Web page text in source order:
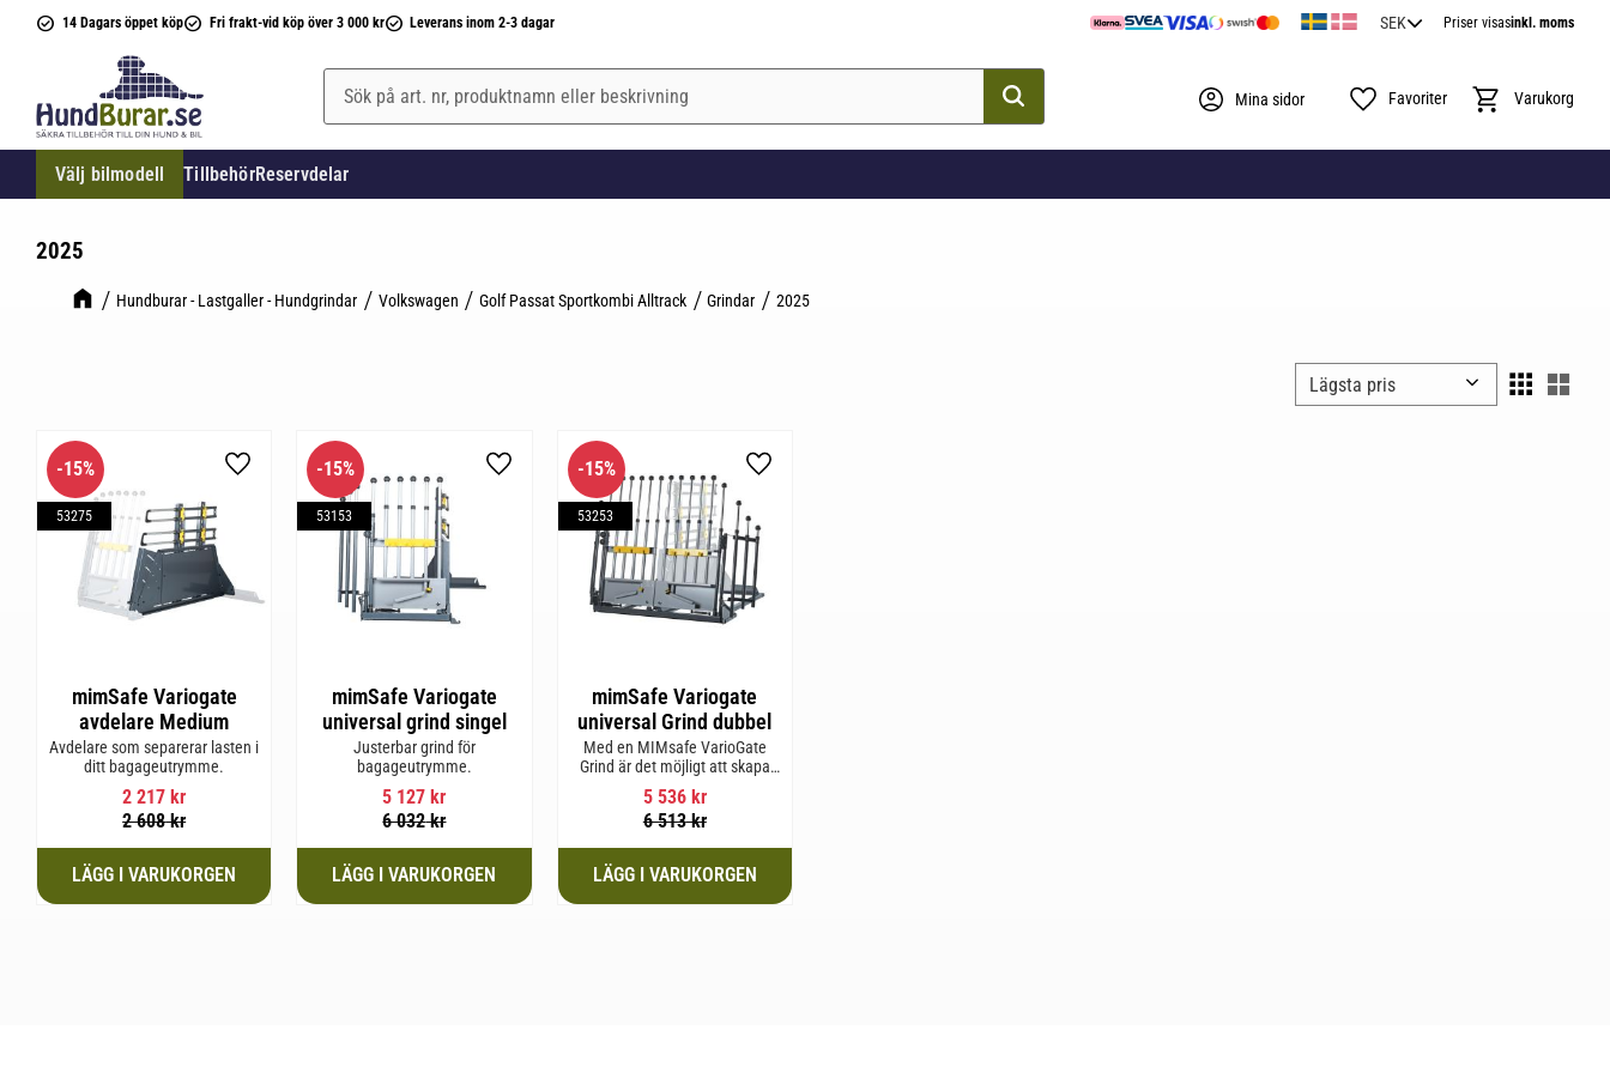
14 Dagars öppet köp Fri frakt-vid köp över 3 000 kr Leverans inom 2-3 dagar Priser visasinkl. moms
Välj bilmodell TillbehörReservdelar
Mina sidor Favoriter Kundvagn
2025
Hundburar - Lastgaller - Hundgrindar Volkswagen Golf Passat Sportkombi Alltrack Grindar 2025
Välj sortering
mimSafe Variogate
avdelare Medium
Avdelare som separerar lasten i
ditt bagageutrymme.
2 217 kr
2 608kr
15%
53275
Lägg till i favoriter
mimSafe Variogate
universal grind singel
Justerbar grind för
bagageutrymme.
5 127 kr
6 032kr
15%
53153
Lägg till i favoriter
mimSafe Variogate
universal Grind dubbel
Med en MIMsafe VarioGate
Grind är det möjligt att skapa
ett inhägnat område i hela
bagageutrymmet som kan
användas för transport av
5 536kr
6 513kr
15%
53253
Lägg till i favoriter